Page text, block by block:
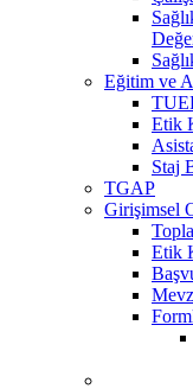
Eğitim ve
Etik
Staj
TGAP
Girişimsel
Etik